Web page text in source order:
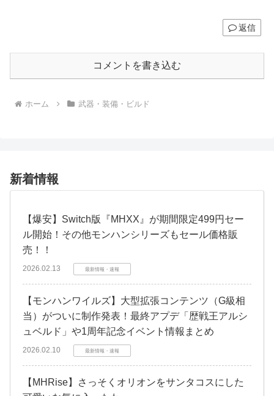
返信
コメントを書き込む
ホーム 武器・装備・ビルド
新着情報
【爆安】Switch版『MHXX』が期間限定499円セー
ル開始！その他モンハンシリーズもセール価格販
売！！
2026.02.13 最新情報・速報
【モンハンワイルズ】大型拡張コンテンツ（G級相
当）がついに制作発表！最終アプデ「歴戦王アルシ
ュベルド」や1周年記念イベント情報まとめ
2026.02.10 最新情報・速報
【MHRise】さっそくオリオンをサンタコスにした